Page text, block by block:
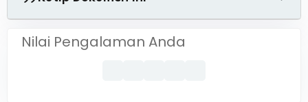
Nilai Pengalaman Anda